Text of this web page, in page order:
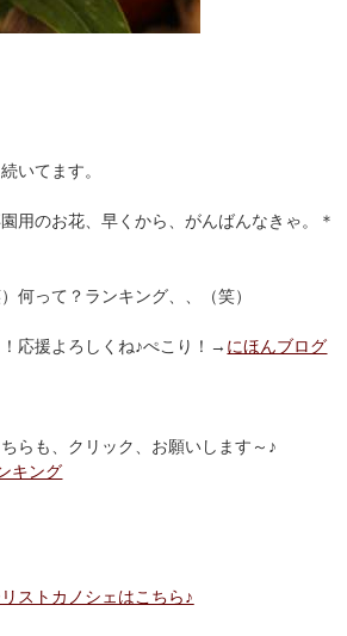
いてます。
用のお花、早くから、がんばんなきゃ。＊
何って？ランキング、、（笑）
応援よろしくね♪ぺこり！→ にほんブログ
らも、クリック、お願いします～♪
キング
ストカノシェはこちら♪